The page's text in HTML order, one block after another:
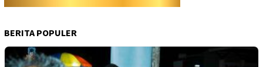
BERITA POPULER